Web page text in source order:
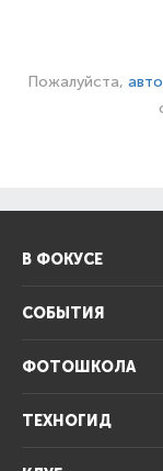
Пожалуйста,
В ФОКУСЕ
СОБЫТИЯ
ФОТОШКОЛА
ТЕХНОГИД